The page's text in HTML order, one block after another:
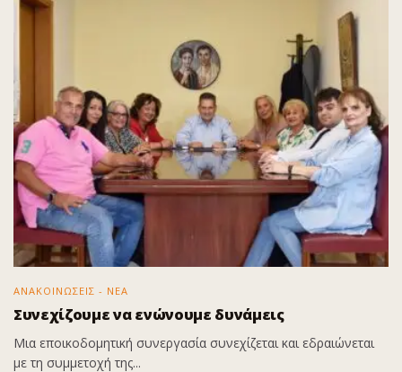
ΑΝΑΚΟΙΝΩΣΕΙΣ - ΝΕΑ
Συνεχίζουμε να ενώνουμε δυνάμεις
Μια εποικοδομητική συνεργασία συνεχίζεται και εδραιώνεται
με τη συμμετοχή της...